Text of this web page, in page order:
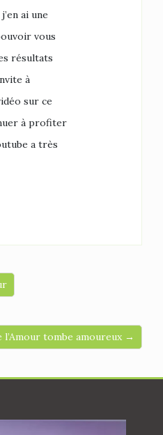
ai une
vous
résultats
à
sur ce
à profiter
a très
l’Amour tombe amoureux →